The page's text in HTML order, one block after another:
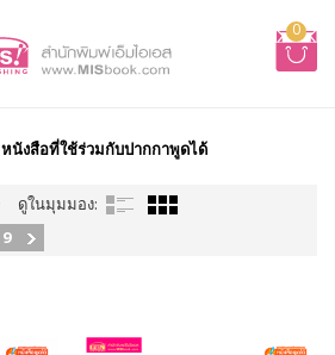
0
หนังสือที่ใช้ร่วมกับปากกาพูดได้
ดูในมุมมอง:
9